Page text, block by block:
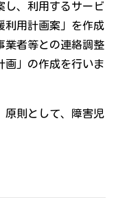
し、利用するサービ
利用計画案」を作成
業者等との連絡調整
画」の作成を行いま
原則として、障害児